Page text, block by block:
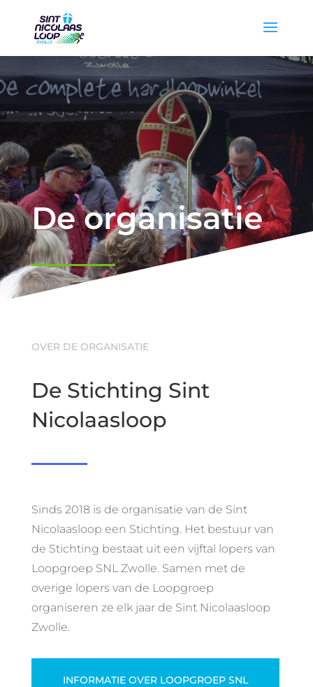
De organisatie
OVER DE ORGANISATIE
De Stichting Sint
Nicolaasloop
Sinds 2018 is de organisatie van de Sint
Nicolaasloop een Stichting. Het bestuur van
de Stichting bestaat uit een vijftal lopers van
Loopgroep SNL Zwolle. Samen met de
overige lopers van de Loopgroep
organiseren ze elk jaar de Sint Nicolaasloop
Zwolle.
INFORMATIE OVER LOOPGROEP SNL